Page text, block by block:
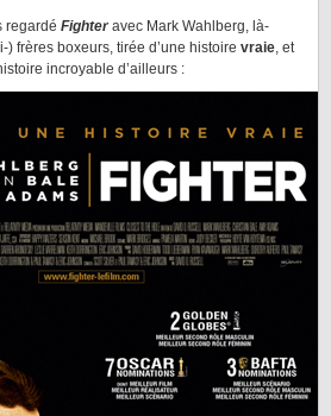
regardé Fighteravec Mark Wahlberg, là-
frères boxeurs, tirée d’une histoire vraie, et
incroyable d’ailleurs :